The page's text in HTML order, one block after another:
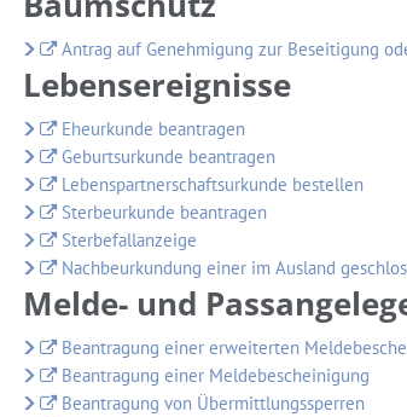
Antrag auf Genehmigung zur Beseitigung
Lebensereignisse
Eheurkunde beantragen
Geburtsurkunde beantragen
Lebenspartnerschaftsurkunde bestellen
Sterbeurkunde beantragen
Sterbefallanzeige
Nachbeurkundung einer im Ausland
Melde- und
Beantragung einer erweiterten
Beantragung einer Meldebescheinigung
Beantragung von Übermittlungssperren